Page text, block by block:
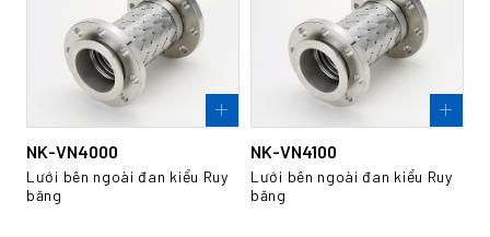
NK-VN4000
Lưới bên ngoài đan kiểu Ruy
băng
NK-VN4100
Lưới bên ngoài đan kiểu Ruy
băng